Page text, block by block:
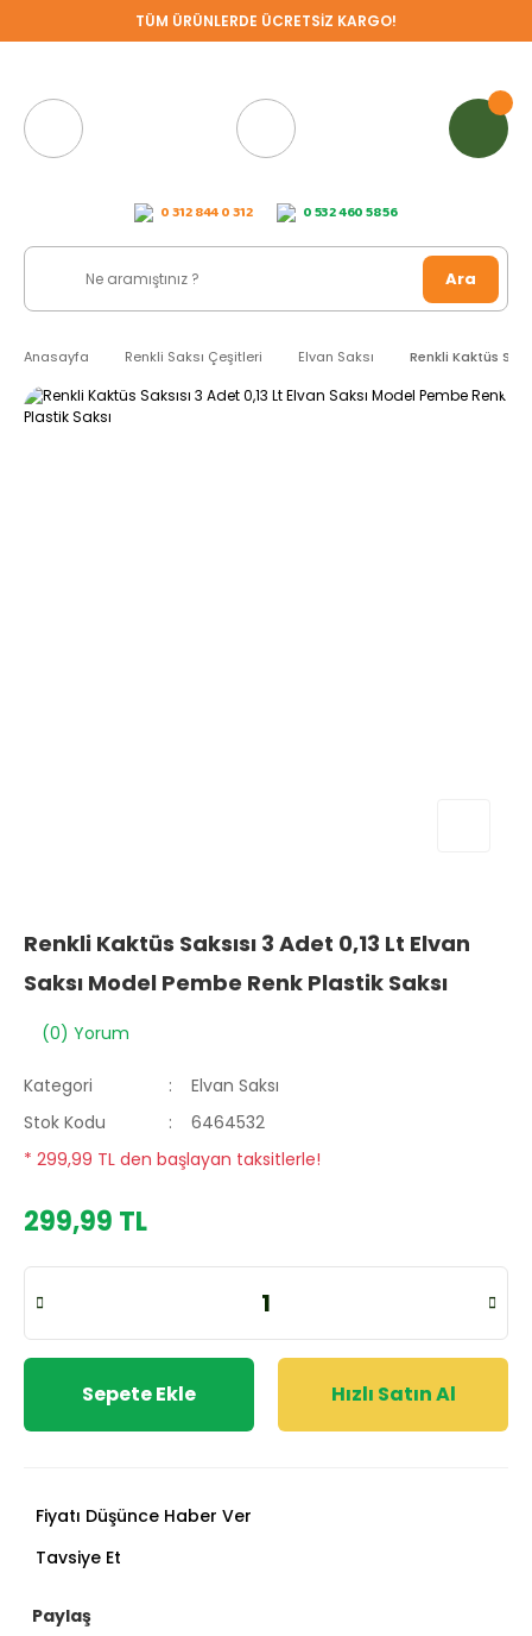
TÜM ÜRÜNLERDE ÜCRETSİZ KARGO!
0 312 844 0 312 0 532 460 58 56
Ara
Anasayfa Renkli Saksı Çeşitleri Elvan Saksı Renkli Kaktüs
Renkli Kaktüs Saksısı 3 Adet 0,13 Lt Elvan
Saksı Model Pembe Renk Plastik Saksı
(0) Yorum
Kategori
Elvan Saksı
Stok Kodu
6464532
* 299,99 TL den başlayan taksitlerle!
299,99 TL
Sepete Ekle Hızlı Satın Al
Fiyatı Düşünce Haber Ver
Tavsiye Et
Paylaş